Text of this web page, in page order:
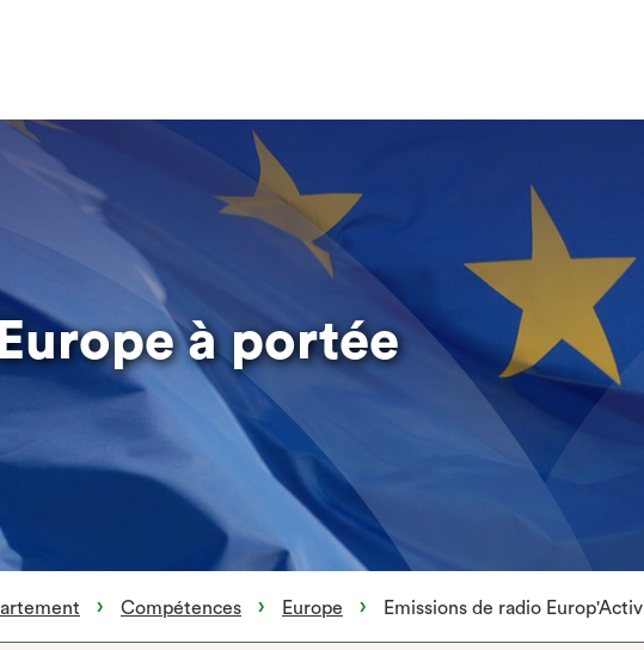
à portée
Compétences Europe Emissions de radio Europ'Activ